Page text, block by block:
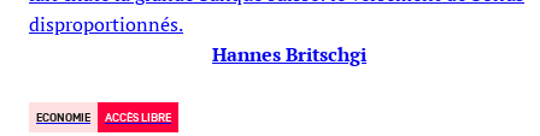
disproportionnés.
Hannes Britschgi
ECONOMIE ACCÈS LIBRE